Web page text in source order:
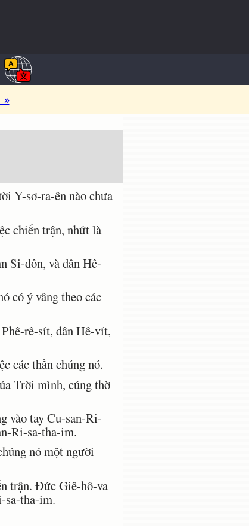
»
Y-sơ-ra-ên nào chưa
chiến trận, nhứt là
Si-đôn, và dân Hê-
có ý vâng theo các
rê-sít, dân Hê-vít,
các thần chúng nó.
Trời mình, cúng thờ
vào tay Cu-san-Ri-
Ri-sa-tha-im.
nó một người
trận. Ðức Giê-hô-va
sa-tha-im.